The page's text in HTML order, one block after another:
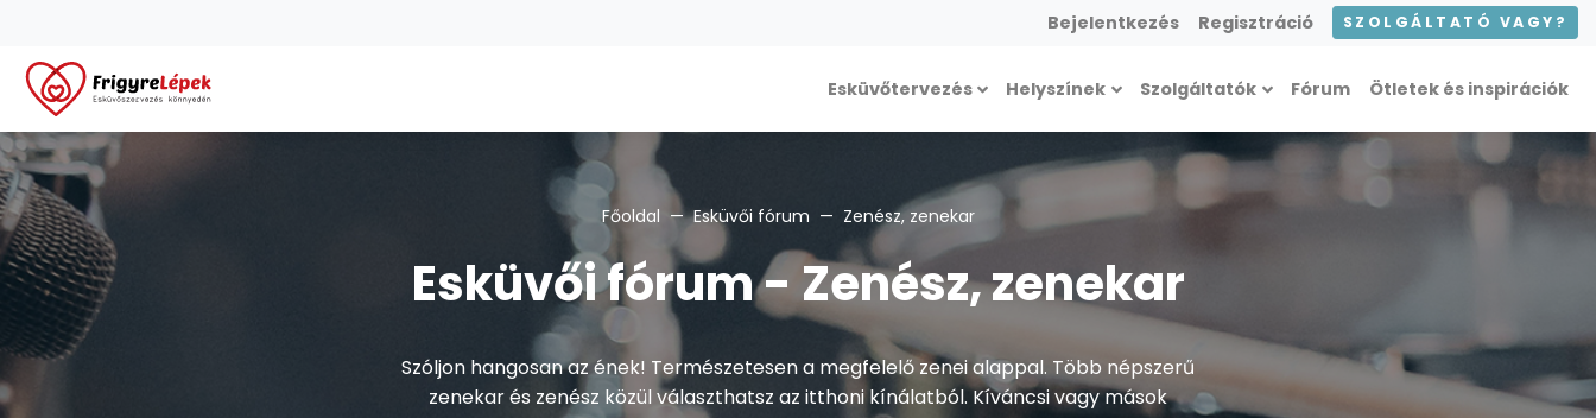
Bejelentkezés Regisztráció SZOLGÁLTATÓ VAGY?
Esküvőtervezés Helyszínek Szolgáltatók Fórum Ötletek és inspirációk
Főoldal Esküvői fórum Zenész, zenekar
Esküvői fórum - Zenész, zenekar
Szóljon hangosan az ének! Természetesen a megfelelő zenei alappal. Több népszerű
zenekar és zenész közül választhatsz az itthoni kínálatból. Kíváncsi vagy mások